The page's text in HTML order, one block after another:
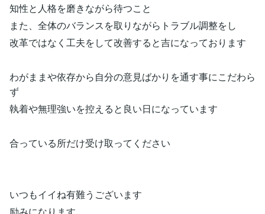
知性と人格を磨きながら待つこと
また、全体のバランスを取りながらトラブル調整をし
改革ではなく工夫をして改善すると吉になっております
わがままや依存から自分の意見ばかりを通す事にこだわら
ず
執着や無理強いを控えると良い日になっています
合っている所だけ受け取ってください
いつもイイね有難うございます
励みになります